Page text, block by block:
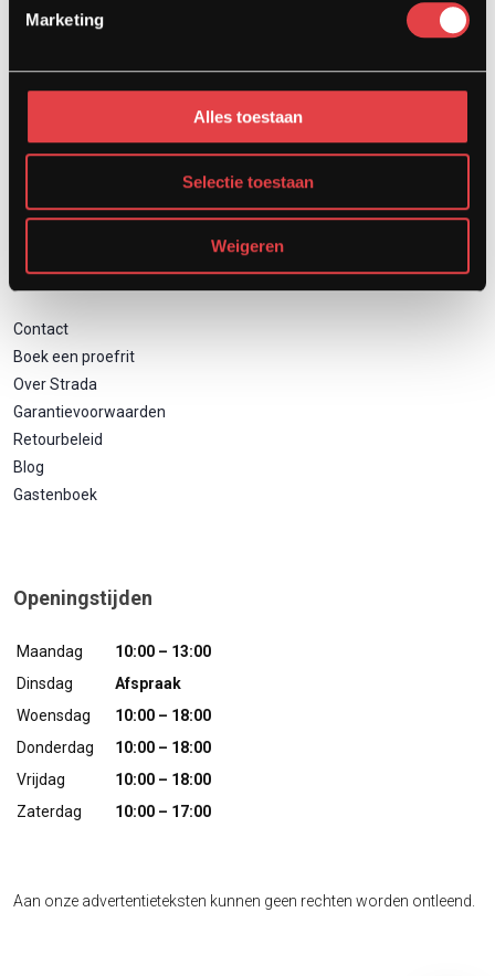
Marketing
Alles toestaan
Selectie toestaan
Weigeren
Afspraak showroom
Motor inruilen
Verzekeren
Direct naar
Contact
Boek een proefrit
Over Strada
Garantievoorwaarden
Retourbeleid
Blog
Gastenboek
Openingstijden
Maandag
10:00 – 13:00
Dinsdag
Afspraak
Woensdag
10:00 – 18:00
Donderdag
10:00 – 18:00
Vrijdag
10:00 – 18:00
Zaterdag
10:00 – 17:00
Aan onze advertentieteksten kunnen geen rechten worden ontleend.